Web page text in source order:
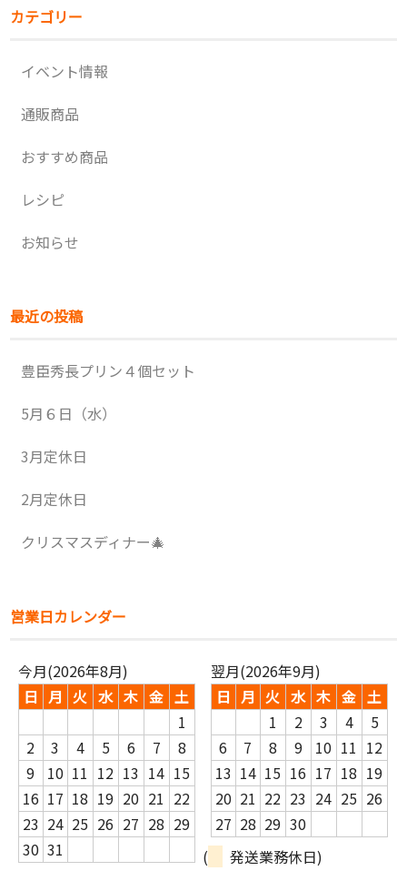
カテゴリー
イベント情報
通販商品
おすすめ商品
レシピ
お知らせ
最近の投稿
豊臣秀長プリン４個セット
5月６日（水）
3月定休日
2月定休日
クリスマスディナー🎄
営業日カレンダー
今月(2026年8月)
日 月 火 水 木 金 土
1
2
3 4 5 6 7
8
9
10 11 12 13 14 15
16 17 18 19 20 21 22
23 24 25 26 27 28 29
30 31
翌月(2026年9月)
日 月 火 水 木 金 土
1
2 3 4
5
6
7 8 9 10 11 12
13 14 15 16 17 18 19
20 21 22 23 24 25 26
27 28 29 30
(
発送業務休日)